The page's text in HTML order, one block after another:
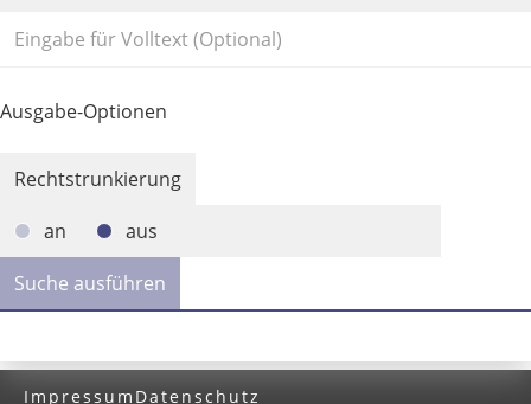
Ausgabe-Optionen
Rechtstrunkierung
an
aus
Impressum Datenschutz